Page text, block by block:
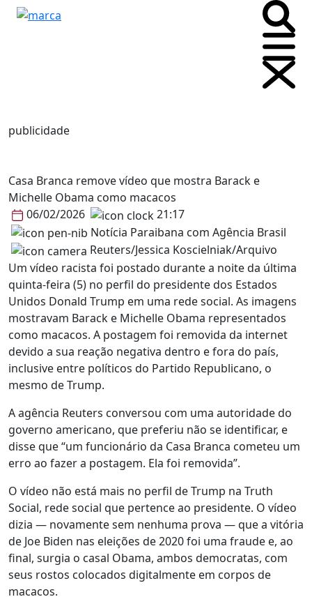
publicidade
Casa Branca remove vídeo que mostra Barack e
Michelle Obama como macacos
06/02/2026
21:17
Notícia Paraibana com Agência Brasil
Reuters/Jessica Koscielniak/Arquivo
Um vídeo racista foi postado durante a noite da última
quinta-feira (5) no perfil do presidente dos Estados
Unidos Donald Trump em uma rede social. As imagens
mostravam Barack e Michelle Obama representados
como macacos. A postagem foi removida da internet
devido a sua reação negativa dentro e fora do país,
inclusive entre políticos do Partido Republicano, o
mesmo de Trump.
A agência Reuters conversou com uma autoridade do
governo americano, que preferiu não se identificar, e
disse que “um funcionário da Casa Branca cometeu um
erro ao fazer a postagem. Ela foi removida”.
O vídeo não está mais no perfil de Trump na Truth
Social, rede social que pertence ao presidente. O vídeo
dizia — novamente sem nenhuma prova — que a vitória
de Joe Biden nas eleições de 2020 foi uma fraude e, ao
final, surgia o casal Obama, ambos democratas, com
seus rostos colocados digitalmente em corpos de
macacos.